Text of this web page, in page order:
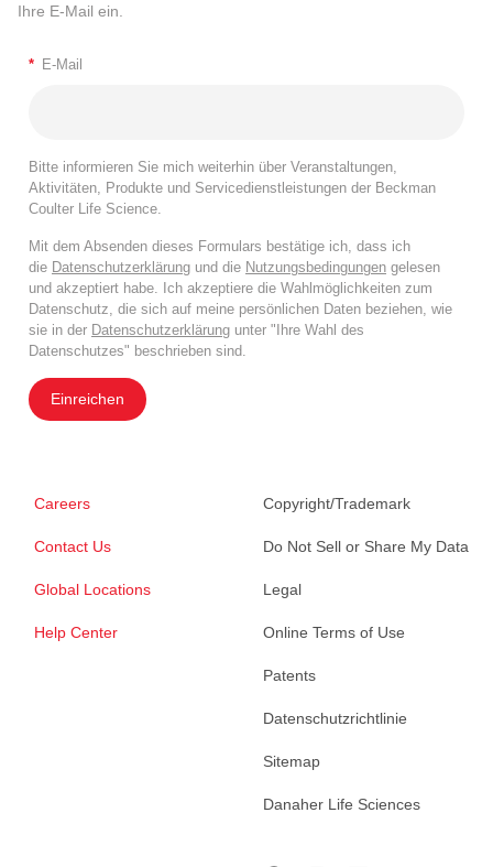
Ihre E-Mail ein.
* E-Mail
Bitte informieren Sie mich weiterhin über Veranstaltungen,
Aktivitäten, Produkte und Servicedienstleistungen der Beckman
Coulter Life Science.
Mit dem Absenden dieses Formulars bestätige ich, dass ich
die Datenschutzerklärung und die Nutzungsbedingungen gelesen
und akzeptiert habe. Ich akzeptiere die Wahlmöglichkeiten zum
Datenschutz, die sich auf meine persönlichen Daten beziehen, wie
sie in der Datenschutzerklärung unter "Ihre Wahl des
Datenschutzes" beschrieben sind.
Einreichen
Careers
Contact Us
Global Locations
Help Center
Copyright/Trademark
Do Not Sell or Share My Data
Legal
Online Terms of Use
Patents
Datenschutzrichtlinie
Sitemap
Danaher Life Sciences